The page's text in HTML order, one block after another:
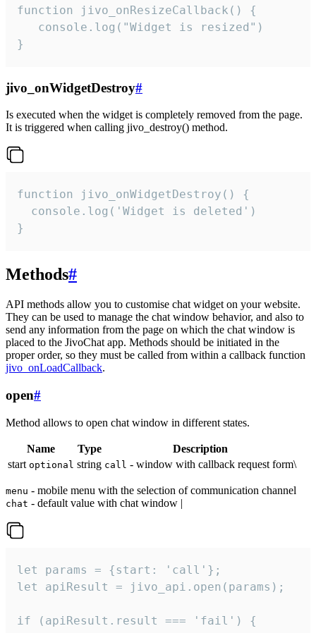
function jivo_onResizeCallback() {
   console.log("Widget is resized")
}
jivo_onWidgetDestroy#
Is executed when the widget is completely removed from the page.
It is triggered when calling jivo_destroy() method.
function jivo_onWidgetDestroy() {
  console.log('Widget is deleted')
}
Methods#
API methods allow you to customise chat widget on your website.
They can be used to manage the chat window behavior, and also to
send any information from the page on which the chat window is
placed to the JivoChat app. Methods should be initiated in the
proper order, so they must be called from within a callback function
jivo_onLoadCallback.
open#
Method allows to open chat window in different states.
Name Type
Description
start optional string call - window with callback request form\
menu - mobile menu with the selection of communication channel
chat - default value with chat window |
let params = {start: 'call'};
let apiResult = jivo_api.open(params);
if (apiResult.result === 'fail') {